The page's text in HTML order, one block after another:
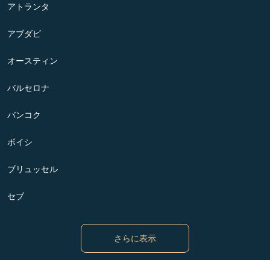
アトランタ
アブダビ
オースティン
バルセロナ
バンコク
ボイシ
ブリュッセル
セブ
さらに表示